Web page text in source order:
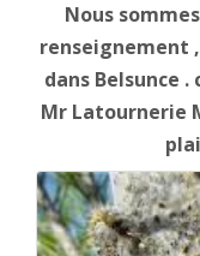
Nous
renseignement
dans Belsunce .
Mr Latournerie